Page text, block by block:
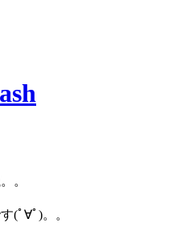
。
(ﾟ∀ﾟ)。。